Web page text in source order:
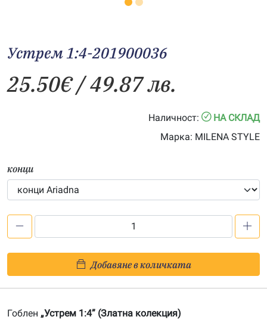
Устрем 1:4-201900036
25.50€/ 49.87 лв.
Наличност:
НА СКЛАД
Марка: MILENA STYLE
конци
1:4-
201900036
Добавяне в количката
Гоблен „Устрем 1:4” (Златна колекция)